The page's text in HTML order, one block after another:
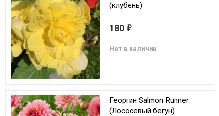
(клубень)
180 ₽
Нет в наличии
Георгин Salmon Runner
(Лососевый бегун)